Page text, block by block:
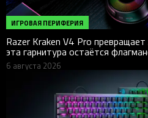
ИГРОВАЯ ПЕРИФЕРИЯ
Razer Kraken V4 Pro
эта гарнитура остаётся
6 августа 2026